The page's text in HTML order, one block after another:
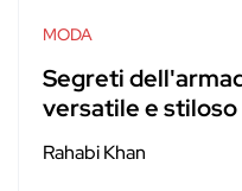
MODA
Segreti
versatile e stiloso
Rahabi Khan